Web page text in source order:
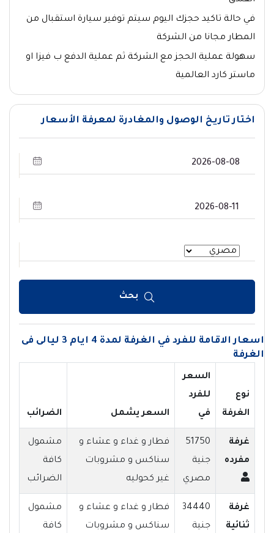
في حالة تاكيد حجزك اليوم سيتم توفير سيارة استقبال من
المطار مجانا من الشركة
سهولة عملية الحجز مع الشركة ثم عملية الدفع ب فيزا او
ماستر كارد العالمية
اختار تاريخ الوصول والمغادرة لمعرفة الأسعار
بحث
اسعار الاقامة للفرد في الغرفة لمدة 4 ايام 3 ليالى فى
الغرفة
نوع
الغرفة
السعر
للفرد
في
السعر يشمل الضرائب
غرفة
مفرده
51750
جنية
مصري
فطار و غداء و عشاء و
سناكس و مشروبات
غير كحوليه
مشمول
كافة
الضرائب
غرفة
ثنائية
34440
جنية
فطار و غداء و عشاء و
سناكس و مشروبات
مشمول
كافة